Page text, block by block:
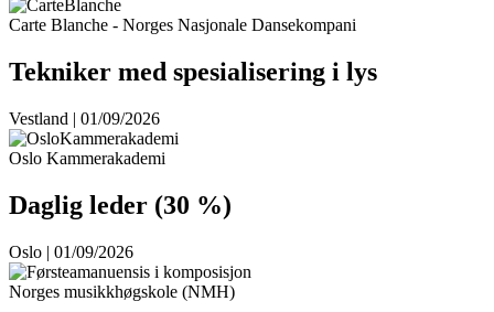
Carte Blanche - Norges Nasjonale Dansekompani
Tekniker med spesialisering i lys
Vestland | 01/09/2026
Oslo Kammerakademi
Daglig leder (30 %)
Oslo | 01/09/2026
Norges musikkhøgskole (NMH)